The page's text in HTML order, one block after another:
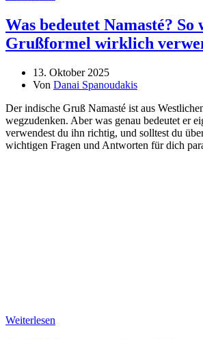
Was bedeutet Namasté? So
Grußformel wirklich
13. Oktober 2025
Von Danai Spanoudakis
Der indische Gruß Namasté ist aus
wegzudenken. Aber was genau bedeutet er
verwendest du ihn richtig, und solltest du
wichtigen Fragen und Antworten für dich
Weiterlesen